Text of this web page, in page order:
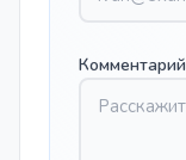
Комментарий